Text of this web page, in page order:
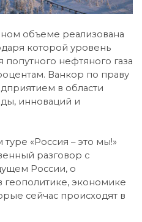
объеме реализована
которой уровень
попутного нефтяного газа
Ванкор по праву
в области
инноваций и
«Россия – это мы!»
разговор с
России, о
геополитике, экономике
сейчас происходят в